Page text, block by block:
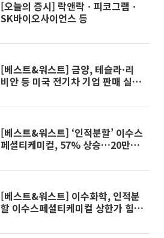
[오늘의 증시] 락앤락ㆍ피코그램ㆍ
SK바이오사이언스 등
[베스트&워스트] 금양, 테슬라·리
비안 등 미국 전기차 기업 판매 실적
[베스트&워스트] ‘인적분할’ 이수스
페셜티케미컬, 57% 상승…20만원
[베스트&워스트] 이수화학, 인적분
할 이수스페셜티케미컬 상한가 힘입